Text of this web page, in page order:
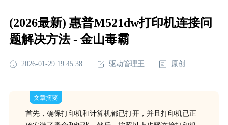
(2026最新) 惠普M521dw打印机连接问
题解决方法 - 金山毒霸
2026-01-29 19:45:38 驱动管理王 原创
文章摘要
首先，确保打印机和计算机都已打开，并且打印机已正